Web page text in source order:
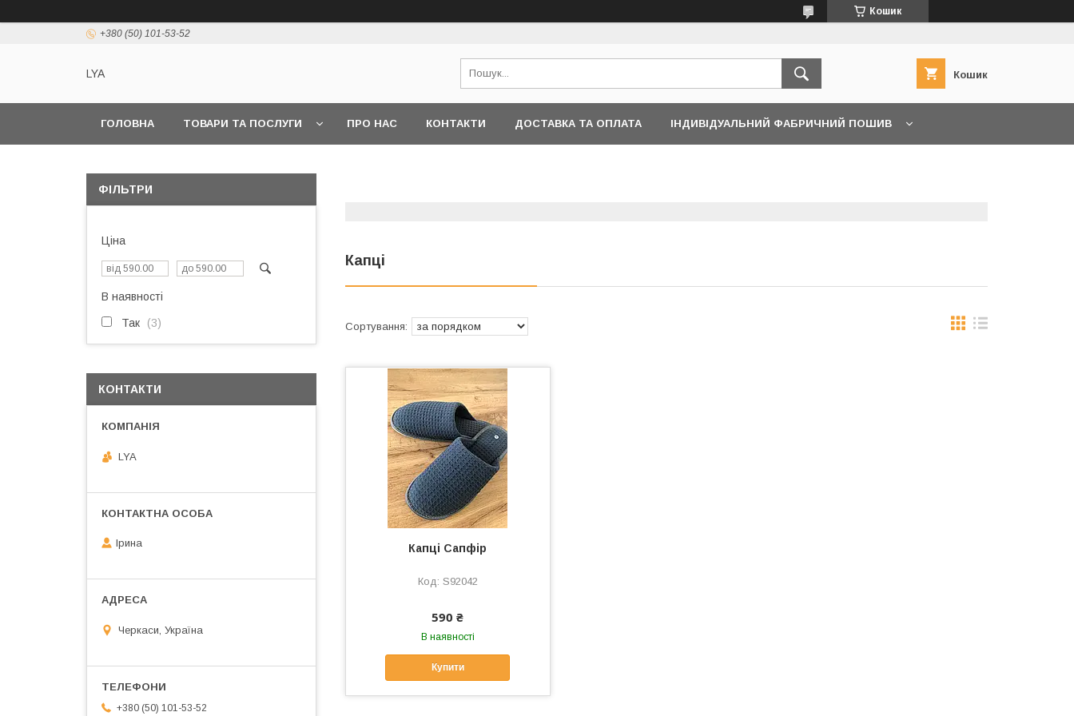
Кошик
+380 (50) 101-53-52
LYA Кошик
ГОЛОВНА ТОВАРИ ТА ПОСЛУГИ ПРО НАС КОНТАКТИ ДОСТАВКА ТА ОПЛАТА ІНДИВІДУАЛЬНИЙ ФАБРИЧНИЙ ПОШИВ
Капці
Капці Сапфір
S92042
590 ₴
В наявності
Купити
ФІЛЬТРИ
Ціна
В наявності
Так 3
КОНТАКТИ
LYA
Ірина
Черкаси, Україна
+380 (50) 101-53-52